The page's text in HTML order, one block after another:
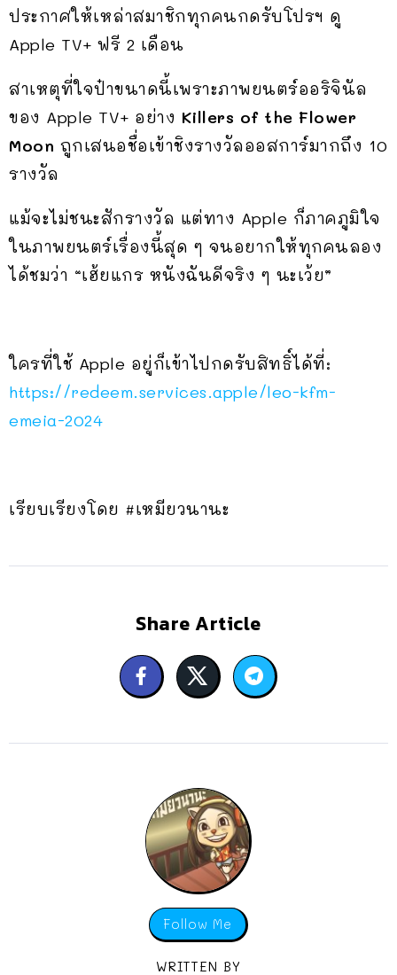
ประกาศให้เหล่าสมาชิกทุกคนกดรับโปรฯ ดู
Apple TV+ ฟรี 2 เดือน
สาเหตุที่ใจป๋าขนาดนี้เพราะภาพยนตร์ออริจินัล
ของ Apple TV+ อย่าง Killers of the Flower
Moon ถูกเสนอชื่อเข้าชิงรางวัลออสการ์มากถึง 10
รางวัล
แม้จะไม่ชนะสักรางวัล แต่ทาง Apple ก็ภาคภูมิใจ
ในภาพยนตร์เรื่องนี้สุด ๆ จนอยากให้ทุกคนลอง
ได้ชมว่า “เฮ้ยแกร หนังฉันดีจริง ๆ นะเว้ย”
ใครที่ใช้ Apple อยู่ก็เข้าไปกดรับสิทธิ์ได้ที่:
https://redeem.services.apple/leo-kfm-
emeia-2024
เรียบเรียงโดย #เหมียวนานะ
Share Article
Follow Me
WRITTEN BY